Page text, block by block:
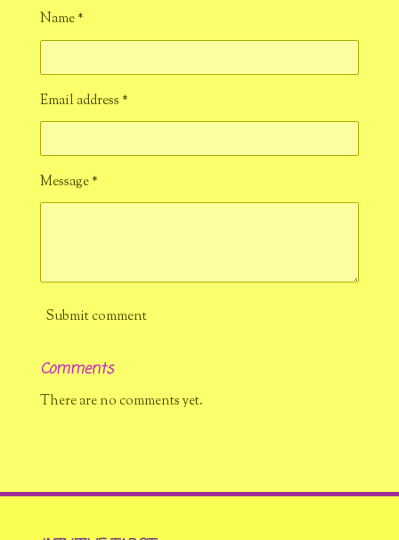
Name *
Email address *
Message *
Submit comment
Comments
There are no comments yet.